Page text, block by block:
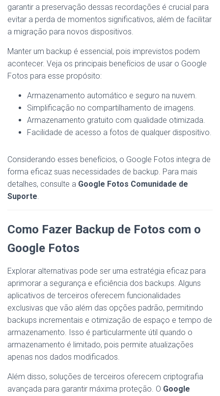
garantir a preservação dessas recordações é crucial para
evitar a perda de momentos significativos, além de facilitar
a migração para novos dispositivos.
Manter um backup é essencial, pois imprevistos podem
acontecer. Veja os principais benefícios de usar o Google
Fotos para esse propósito:
Armazenamento automático e seguro na nuvem.
Simplificação no compartilhamento de imagens.
Armazenamento gratuito com qualidade otimizada.
Facilidade de acesso a fotos de qualquer dispositivo.
Considerando esses benefícios, o Google Fotos integra de
forma eficaz suas necessidades de backup. Para mais
detalhes, consulte a Google Fotos Comunidade de
Suporte.
Como Fazer Backup de Fotos com o
Google Fotos
Explorar alternativas pode ser uma estratégia eficaz para
aprimorar a segurança e eficiência dos backups. Alguns
aplicativos de terceiros oferecem funcionalidades
exclusivas que vão além das opções padrão, permitindo
backups incrementais e otimização de espaço e tempo de
armazenamento. Isso é particularmente útil quando o
armazenamento é limitado, pois permite atualizações
apenas nos dados modificados.
Além disso, soluções de terceiros oferecem criptografia
avançada para garantir máxima proteção. O Google